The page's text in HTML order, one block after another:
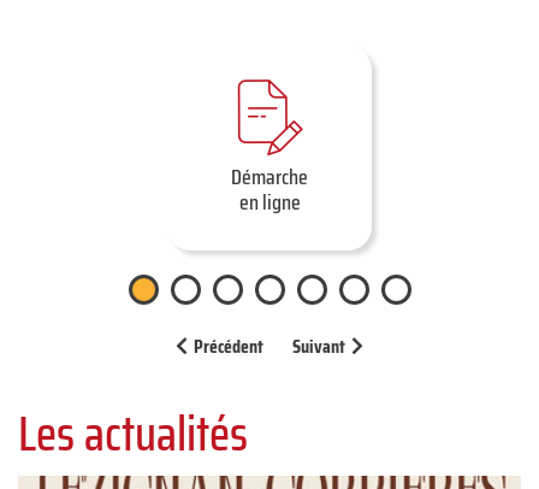
Démarche
en ligne
1 2 3 4 5 6
7
Précédent
Suivant
Les actualités